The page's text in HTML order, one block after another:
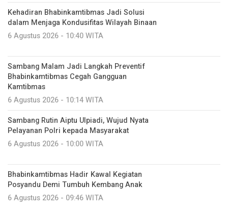
Kehadiran Bhabinkamtibmas Jadi Solusi
dalam Menjaga Kondusifitas Wilayah Binaan
6 Agustus 2026 - 10:40 WITA
Sambang Malam Jadi Langkah Preventif
Bhabinkamtibmas Cegah Gangguan
Kamtibmas
6 Agustus 2026 - 10:14 WITA
Sambang Rutin Aiptu Ulpiadi, Wujud Nyata
Pelayanan Polri kepada Masyarakat
6 Agustus 2026 - 10:00 WITA
Bhabinkamtibmas Hadir Kawal Kegiatan
Posyandu Demi Tumbuh Kembang Anak
6 Agustus 2026 - 09:46 WITA